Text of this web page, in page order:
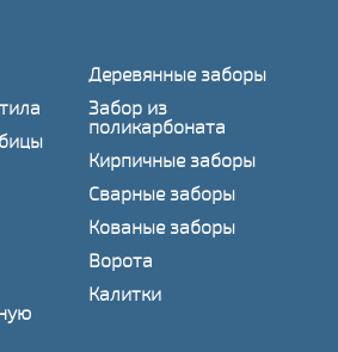
Деревянные заборы
Забор из
поликарбоната
Кирпичные заборы
Сварные заборы
Кованые заборы
Ворота
Калитки